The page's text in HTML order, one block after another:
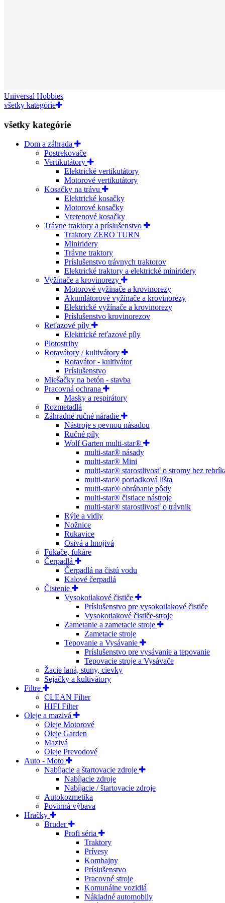
Universal Hobbies
všetky kategórie
všetky kategórie
Dom a záhrada
Postrekovače
Vertikutátory
Elektrické vertikutátory
Motorové vertikutátory
Kosačky na trávu
Elektrické kosačky
Motorové kosačky
Vretenové kosačky
Trávne traktory a príslušenstvo
Traktory ZERO TURN
Miniridery
Trávne traktory
Príslušenstvo trávnych traktorov
Elektrické traktory a elektrické miniridery
Vyžínače a krovinorezy
Motorové vyžínače a krovinorezy
Akumlátorové vyžínače a krovinorezy
Elektrické vyžínače a krovinorezy
Príslušenstvo krovinorezov
Reťazové píly
Elektrické reťazové píly
Plotostrihy
Rotavátory / kultivátory
Rotavátor - kultivátor
Príslušenstvo
Miešačky na betón - stavba
Pracovná ochrana
Masky a respirátory
Rozmetadlá
Záhradné ručné náradie
Nástroje s pevnou násadou
Ručné píly
Wolf Garten multi-star®
multi-star® násady
multi-star® Mini
multi-star® starostlivosť o stromy bez
multi-star® poriadková lišta
multi-star® obrábanie pôdy
multi-star® čistiace nástroje
multi-star® starostlivosť o trávnik
Rýle a vidly
Nožnice
Rukavice
Osivá a hnojivá
Fúkače, fukáre
Čerpadlá
Čerpadlá na čistú vodu
Kalové čerpadlá
Čistenie
Vysokotlakové čističe
Príslušenstvo pre vysokotlakové čističe
Vysokotlakové čističe-stroje
Zametanie a zametacie stroje
Zametacie stroje
Tepovanie a Vysávanie
Príslušenstvo pre vysávanie a tepovanie
Tepovacie stroje a Vysávače
Žacie laná, stuny, cievky
Sejačky a kultivátory
Filtre
CLEAN Filter
HIFI Filter
Oleje a mazivá
Oleje Motorové
Oleje Garden
Mazivá
Oleje Prevodové
Auto - Moto
Nabíjacie a štartovacie zdroje
Nabíjacie zdroje
Nabíjacie / štartovacie zdroje
Autokozmetika
Povinná výbava
Hračky
Bruder
Profi séria
Traktory
Prívesy
Kombajny
Príslušenstvo
Pracovné stroje
Komunálne vozidlá
Nákladné automobily